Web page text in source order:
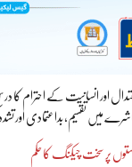
اور انسانیت کے احترام
میں تقسیم، بداعتمادی اور
پر سخت چیکنگ کا حکم